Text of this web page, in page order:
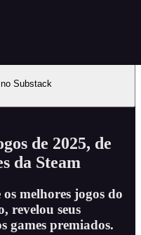
Substack
de 2025, de
da Steam
melhores jogos do
revelou seus
games premiados.